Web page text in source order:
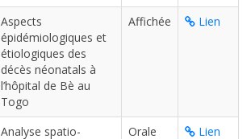
Aspects
épidémiologiques et
étiologiques des
décès néonatals à
l’hôpital de Bè au
Togo
Affichée Lien
Analyse spatio- Orale Lien